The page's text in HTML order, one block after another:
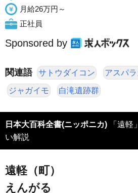
月給26万円～
正社員
Sponsored by
関連語 サトウダイコン アスパ
ジャガイモ 白滝遺跡群
日本大百科全書(ニッポニカ) 「遠軽
い解説
遠軽（町）
えんがる